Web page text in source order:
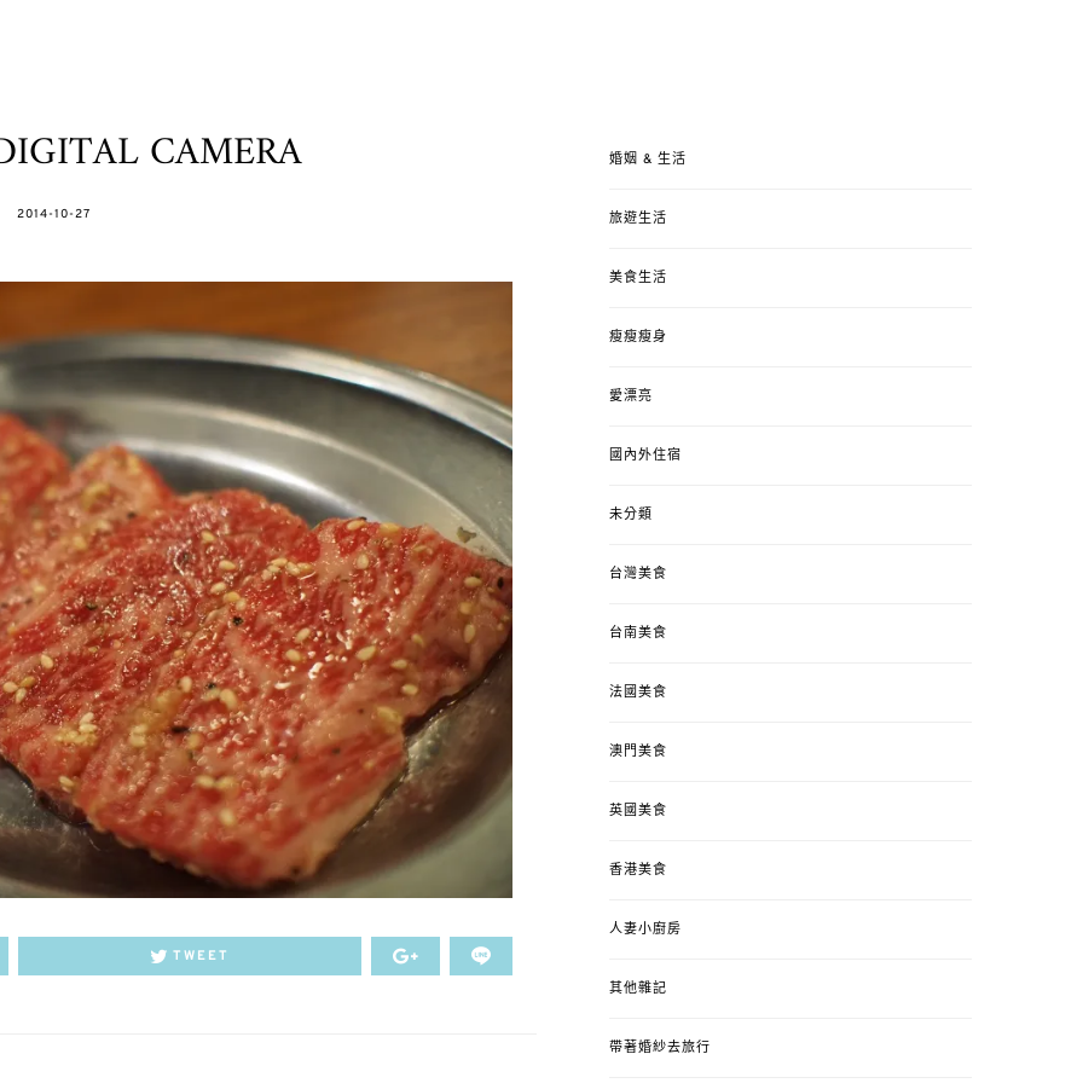
CAMERA
POSTED
2014-10-27
TWEET
婚姻 & 生活
旅遊生活
美食生活
瘦瘦瘦身
愛漂亮
國內外住宿
未分類
台灣美食
台南美食
法國美食
澳門美食
英國美食
香港美食
人妻小廚房
其他雜記
帶著婚紗去旅行